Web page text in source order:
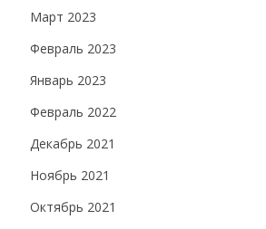
Март 2023
Февраль 2023
Январь 2023
Февраль 2022
Декабрь 2021
Ноябрь 2021
Октябрь 2021